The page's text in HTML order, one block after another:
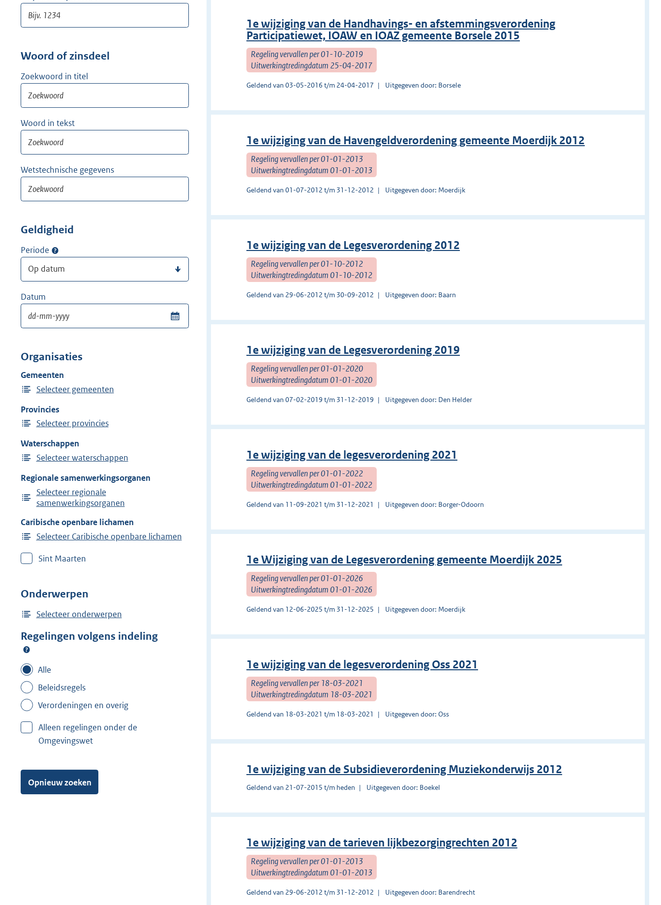
Woord of zinsdeel
Zoekwoord in titel
Woord in tekst
Wetstechnische gegevens
Geldigheid
Periode
Datum
Organisaties
Gemeenten
Selecteer gemeenten
Provincies
Selecteer provincies
Waterschappen
Selecteer waterschappen
Regionale samenwerkingsorganen
Selecteer regionale
samenwerkingsorganen
Caribische openbare lichamen
Selecteer Caribische openbare lichamen
Sint Maarten
Onderwerpen
Selecteer onderwerpen
Regelingen volgens indeling
Alle
Beleidsregels
Verordeningen en overig
Alleen regelingen onder de
Omgevingswet
Opnieuw zoeken
1e wijziging van de Handhavings- en afstemmingsverordening
Participatiewet, IOAW en IOAZ gemeente Borsele 2015
Regeling vervallen per 01-10-2019
Uitwerkingtredingdatum 25-04-2017
Geldend van 03-05-2016 t/m 24-04-2017 Uitgegeven door: Borsele
1e wijziging van de Havengeldverordening gemeente Moerdijk 2012
Regeling vervallen per 01-01-2013
Uitwerkingtredingdatum 01-01-2013
Geldend van 01-07-2012 t/m 31-12-2012 Uitgegeven door: Moerdijk
1e wijziging van de Legesverordening 2012
Regeling vervallen per 01-10-2012
Uitwerkingtredingdatum 01-10-2012
Geldend van 29-06-2012 t/m 30-09-2012 Uitgegeven door: Baarn
1e wijziging van de Legesverordening 2019
Regeling vervallen per 01-01-2020
Uitwerkingtredingdatum 01-01-2020
Geldend van 07-02-2019 t/m 31-12-2019 Uitgegeven door: Den Helder
1e wijziging van de legesverordening 2021
Regeling vervallen per 01-01-2022
Uitwerkingtredingdatum 01-01-2022
Geldend van 11-09-2021 t/m 31-12-2021 Uitgegeven door: Borger-Odoorn
1e Wijziging van de Legesverordening gemeente Moerdijk 2025
Regeling vervallen per 01-01-2026
Uitwerkingtredingdatum 01-01-2026
Geldend van 12-06-2025 t/m 31-12-2025 Uitgegeven door: Moerdijk
1e wijziging van de legesverordening Oss 2021
Regeling vervallen per 18-03-2021
Uitwerkingtredingdatum 18-03-2021
Geldend van 18-03-2021 t/m 18-03-2021 Uitgegeven door: Oss
1e wijziging van de Subsidieverordening Muziekonderwijs 2012
Geldend van 21-07-2015 t/m heden Uitgegeven door: Boekel
1e wijziging van de tarieven lijkbezorgingrechten 2012
Regeling vervallen per 01-01-2013
Uitwerkingtredingdatum 01-01-2013
Geldend van 29-06-2012 t/m 31-12-2012 Uitgegeven door: Barendrecht